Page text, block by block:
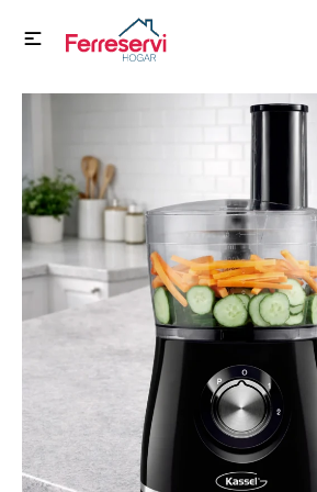

Menú Herramientas y Construcción
Herramientas y Construcción
Electrodomésticos
Deportes